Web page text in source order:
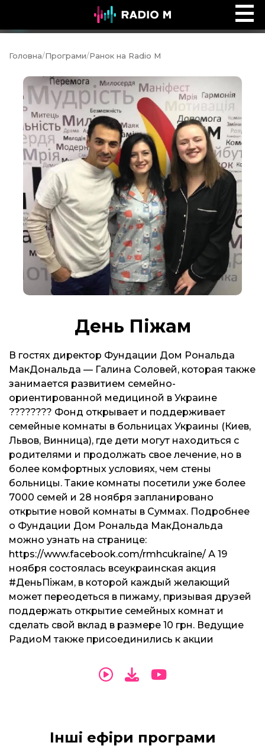
Біблійний погляд
Головна/Програми/Ранок на Radio M
День Піжам
В гостях директор Фундации Дом Рональда
МакДональда — Галина Соловей, которая также
занимается развитием семейно-
ориентированной медициной в Украине
???????? Фонд открывает и поддерживает
семейные комнаты в больницах Украины (Киев,
Львов, Винница), где дети могут находиться с
родителями и продолжать свое лечение, но в
более комфортных условиях, чем стены
больницы. Такие комнаты посетили уже более
7000 семей и 28 ноября запланировано
открытие новой комнаты в Суммах. Подробнее
о Фундации Дом Рональда МакДональда
можно узнать на странице:
https://www.facebook.com/rmhcukraine/ А 19
ноября состоялась всеукраинская акция
#ДеньПіжам, в которой каждый желающий
может переодеться в пижаму, призывая друзей
поддержать открытие семейных комнат и
сделать свой вклад в размере 10 грн. Ведущие
РадиоМ также присоединились к акции
Інші ефіри програми